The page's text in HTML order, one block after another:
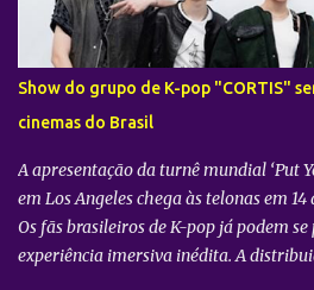
Show do grupo de K-pop "CORTIS"
cinemas do Brasil
A apresentação da turnê mundial ‘Put
em Los Angeles chega às telonas em
Os fãs brasileiros de K-pop já podem
experiência imersiva inédita. A